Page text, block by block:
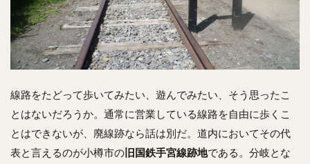
線路をたどって歩いてみたい、遊んでみたい、そう思ったこ
とはないだろうか。通常に営業している線路を自由に歩くこ
とはできないが、廃線跡なら話は別だ。道内においてその代
表と言えるのが小樽市の 旧国鉄手宮線跡地である。分岐とな